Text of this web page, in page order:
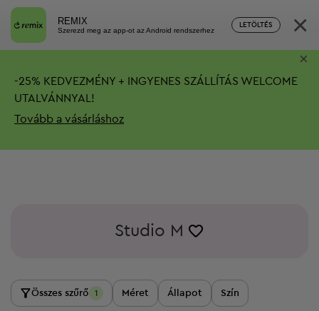
REMIX
Szerezd meg az app-ot az Android rendszerhez
LETÖLTÉS ×
-25% KEDVEZMÉNY + INGYENES SZÁLLÍTÁS WELCOME
UTALVÁNNYAL!
Tovább a vásárláshoz
×
Studio M
Összes szűrő 1 Méret Állapot Szín